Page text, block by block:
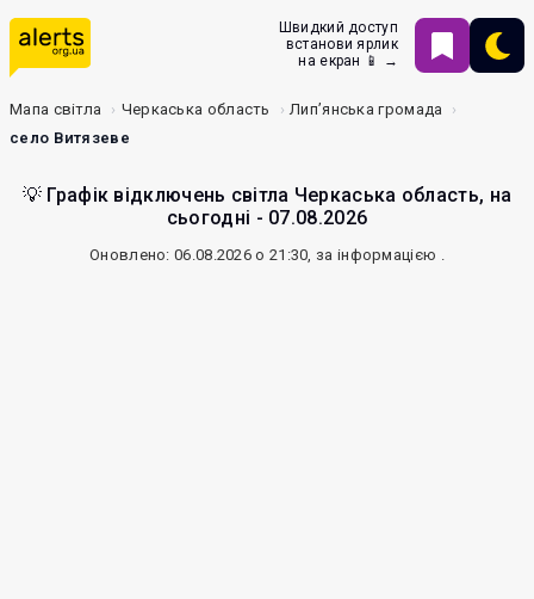
Швидкий доступ
встанови ярлик
на екран 📱 →
Мапа світла Черкаська область
Лип’янська громада
село Витязеве
💡 Графік відключень світла Черкаська область, на
сьогодні - 07.08.2026
Оновлено: 06.08.2026 о 21:30, за інформацією .